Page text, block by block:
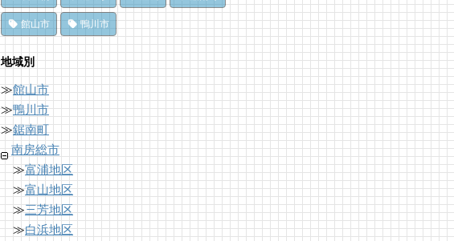
館山市 鴨川市
地域別
≫館山市
≫鴨川市
≫鋸南町
南房総市
≫富浦地区
≫富山地区
≫三芳地区
≫白浜地区